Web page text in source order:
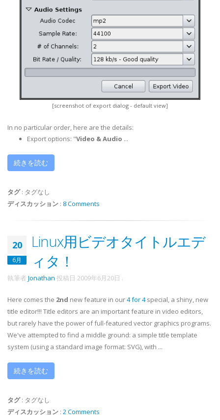
[screenshot of export dialog - default view]
In no particular order, here are the details:
Export options: "Video & Audio ...
続きを読む
タグ: タグなし
ディスカッション : 8 Comments
20
6月
Linux用ビデオタイトルエデ
ィタ！
執筆者 Jonathan 投稿日 2009年6月20日 .
Here comes the 2nd new feature in our4 for 4special, a shiny, new
title editor!!! Title editors are an important feature in video editors,
but rarely have the power of full-featured vector graphics programs.
We've attempted to find a middle ground: a simple title template
system (using a standard image format: SVG), with ...
続きを読む
タグ: タグなし
ディスカッション : 2 Comments